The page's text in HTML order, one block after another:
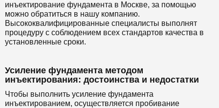
инъектирование фундамента в Москве, за помощью
можно обратиться в нашу компанию.
Высококвалифицированные специалисты выполнят
процедуру с соблюдением всех стандартов качества в
установленные сроки.
Усиление фундамента методом
инъектирования: достоинства и недостатки
Чтобы выполнить усиление фундамента
инъектированием, осуществляется пробивание